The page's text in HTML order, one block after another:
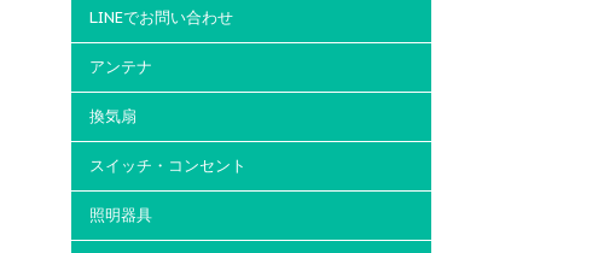
LINEでお問い合わせ
アンテナ
換気扇
スイッチ・コンセント
照明器具